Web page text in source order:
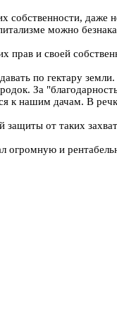
даже
можно
прав и своей
по гектару
За
к нашим дачам. В
от таких
огромную и